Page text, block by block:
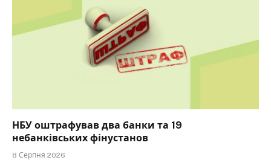
НБУ оштрафував два банки та 19
небанківських фінустанов
8 Серпня 2026